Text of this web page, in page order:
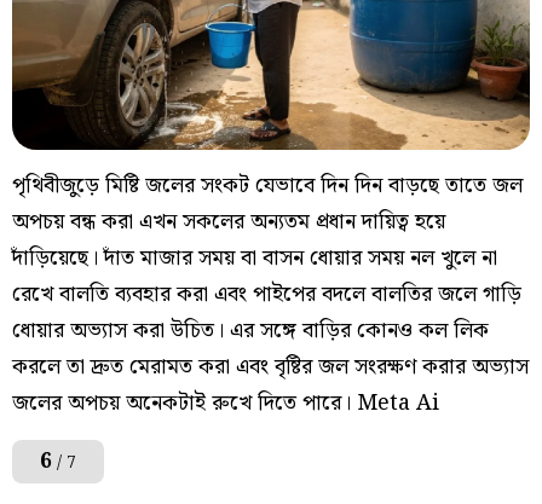
পৃথিবীজুড়ে মিষ্টি জলের সংকট যেভাবে দিন দিন বাড়ছে তাতে জল
অপচয় বন্ধ করা এখন সকলের অন্যতম প্রধান দায়িত্ব হয়ে
দাঁড়িয়েছে। দাঁত মাজার সময় বা বাসন ধোয়ার সময় নল খুলে না
রেখে বালতি ব্যবহার করা এবং পাইপের বদলে বালতির জলে গাড়ি
ধোয়ার অভ্যাস করা উচিত। এর সঙ্গে বাড়ির কোনও কল লিক
করলে তা দ্রুত মেরামত করা এবং বৃষ্টির জল সংরক্ষণ করার অভ্যাস
জলের অপচয় অনেকটাই রুখে দিতে পারে। Meta Ai
6/ 7